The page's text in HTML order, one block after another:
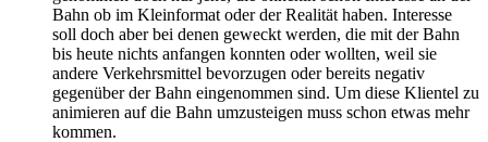
Bahn ob im Kleinformat oder der Realität haben. Interesse
soll doch aber bei denen geweckt werden, die mit der Bahn
bis heute nichts anfangen konnten oder wollten, weil sie
andere Verkehrsmittel bevorzugen oder bereits negativ
gegenüber der Bahn eingenommen sind. Um diese Klientel zu
animieren auf die Bahn umzusteigen muss schon etwas mehr
kommen.